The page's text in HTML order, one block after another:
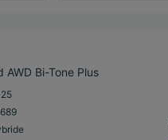
Bi-Tone Plus